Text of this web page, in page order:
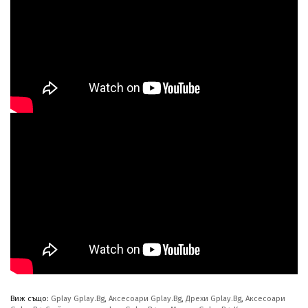
Виж също: Gplay Gplay.Bg, Аксесоари Gplay.Bg, Дрехи Gplay.Bg, Аксесоари